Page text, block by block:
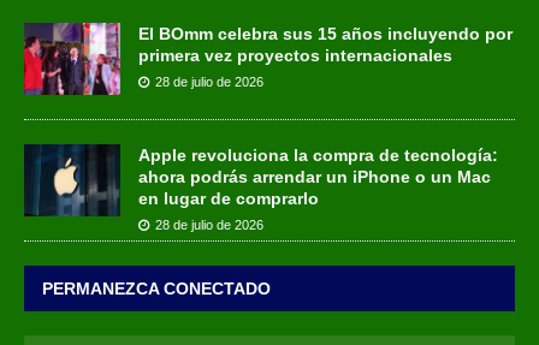
El BOmm celebra sus 15 años incluyendo por
primera vez proyectos internacionales
28 de julio de 2026
Apple revoluciona la compra de tecnología:
ahora podrás arrendar un iPhone o un Mac
en lugar de comprarlo
28 de julio de 2026
PERMANEZCA CONECTADO